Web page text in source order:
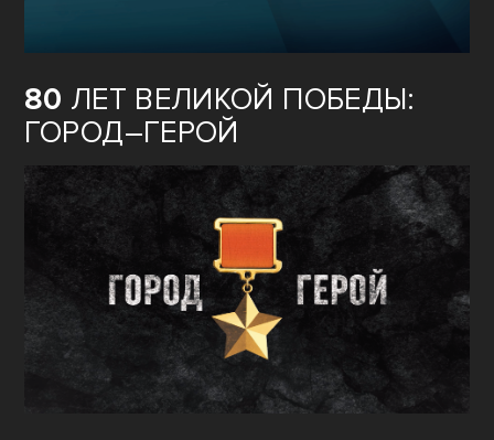
80 ЛЕТ ВЕЛИКОЙ ПОБЕДЫ:
ГОРОД–ГЕРОЙ